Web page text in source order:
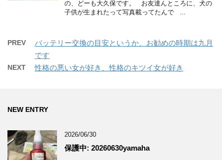
の、どーも大久保です。 お友達んところに、犬の
子供が生まれたって写真載ってたんで ...
PREV
バッテリー交換の目安というか、お勧めの時期は九月
です
NEXT 性格の悪い女が好き、性格のキツイ女が好き
NEW ENTRY
2026/06/30
保護中: 20260630yamaha